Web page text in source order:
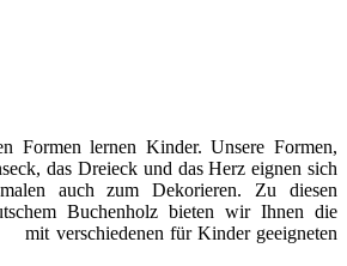
Formen lernen Kinder. Unsere Formen,
das Dreieck und das Herz eignen sich
auch zum Dekorieren. Zu diesen
Buchenholz bieten wir Ihnen die
mit verschiedenen für Kinder geeigneten